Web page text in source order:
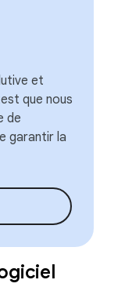
et
que nous
de
garantir la